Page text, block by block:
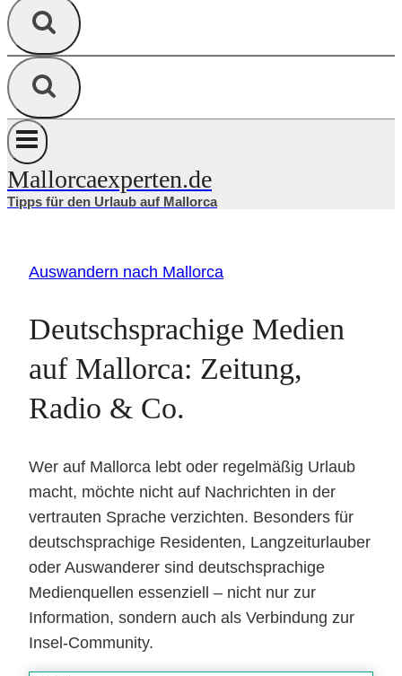
Mallorcaexperten.de
Tipps für den Urlaub auf Mallorca
Auswandern nach Mallorca
Deutschsprachige Medien
auf Mallorca: Zeitung,
Radio & Co.
Wer auf Mallorca lebt oder regelmäßig Urlaub
macht, möchte nicht auf Nachrichten in der
vertrauten Sprache verzichten. Besonders für
deutschsprachige Residenten, Langzeiturlauber
oder Auswanderer sind deutschsprachige
Medienquellen essenziell – nicht nur zur
Information, sondern auch als Verbindung zur
Insel-Community.